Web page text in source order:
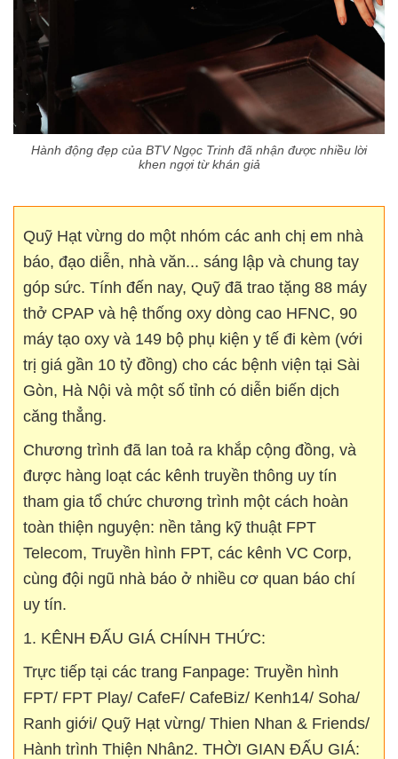
Hành động đẹp của BTV Ngọc Trinh đã nhận được nhiều lời
khen ngợi từ khán giả
Quỹ Hạt vừng do một nhóm các anh chị em nhà
báo, đạo diễn, nhà văn... sáng lập và chung tay
góp sức. Tính đến nay, Quỹ đã trao tặng 88 máy
thở CPAP và hệ thống oxy dòng cao HFNC, 90
máy tạo oxy và 149 bộ phụ kiện y tế đi kèm (với
trị giá gần 10 tỷ đồng) cho các bệnh viện tại Sài
Gòn, Hà Nội và một số tỉnh có diễn biến dịch
căng thẳng.
Chương trình đã lan toả ra khắp cộng đồng, và
được hàng loạt các kênh truyền thông uy tín
tham gia tổ chức chương trình một cách hoàn
toàn thiện nguyện: nền tảng kỹ thuật FPT
Telecom, Truyền hình FPT, các kênh VC Corp,
cùng đội ngũ nhà báo ở nhiều cơ quan báo chí
uy tín.
1. KÊNH ĐẤU GIÁ CHÍNH THỨC:
Trực tiếp tại các trang Fanpage: Truyền hình
FPT/ FPT Play/ CafeF/ CafeBiz/ Kenh14/ Soha/
Ranh giới/ Quỹ Hạt vừng/ Thien Nhan & Friends/
Hành trình Thiện Nhân2. THỜI GIAN ĐẤU GIÁ: